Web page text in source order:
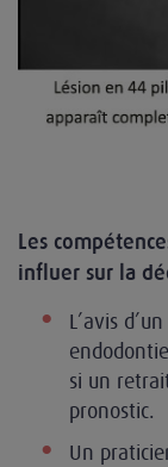
Les
influer sur la
L’avis
si un
pronostic.
Un